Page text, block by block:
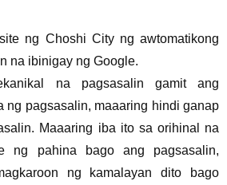
ng Choshi City ng awtomatikong
na ibinigay ng Google.
na pagsasalin gamit ang
ng pagsasalin, maaaring hindi ganap
Maaaring iba ito sa orihinal na
ng pahina bago ang pagsasalin,
ng kamalayan dito bago